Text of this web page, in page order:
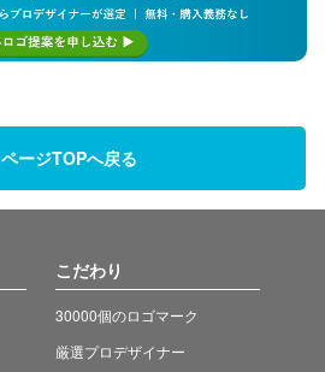
ページTOPへ戻る
こだわり
30000個のロゴマーク
厳選プロデザイナー